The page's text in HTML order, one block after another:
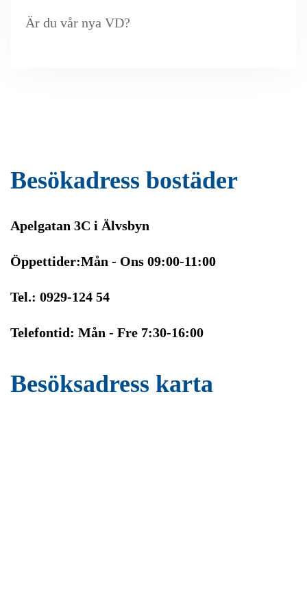
Är du vår nya VD?
Besökadress bostäder
Apelgatan 3C i Älvsbyn
Öppettider:Mån - Ons 09:00-11:00
Tel.: 0929-124 54
Telefontid: Mån - Fre 7:30-16:00
Besöksadress karta